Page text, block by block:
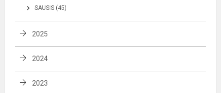
SAUSIS (45)
2025
2024
2023